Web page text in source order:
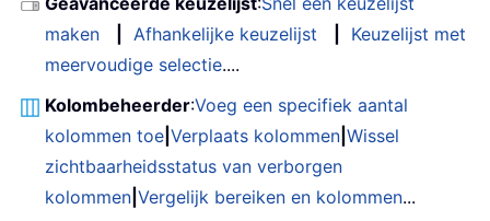
maken
Afhankelijke keuzelijst
Keuzelijst met
meervoudige selectie....
Kolombeheerder:Voeg een specifiek aantal
kolommen toe Verplaats kolommen Wissel
zichtbaarheidsstatus van verborgen
kolommen Vergelijk bereiken en kolommen...